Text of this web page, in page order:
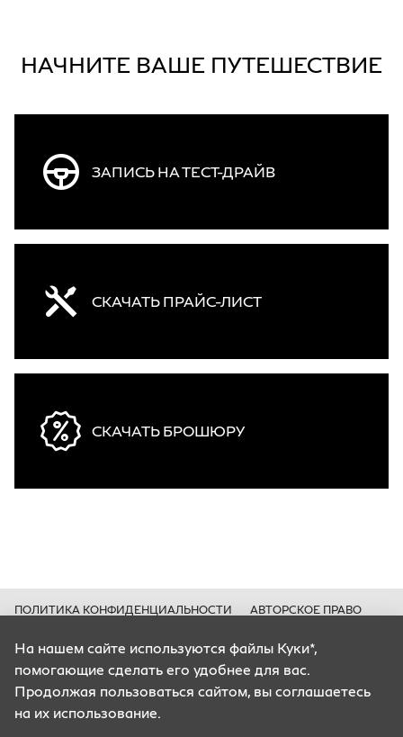
НАЧНИТЕ ВАШЕ ПУТЕШЕСТВИЕ
ЗАПИСЬ НА ТЕСТ-ДРАЙВ
СКАЧАТЬ ПРАЙС-ЛИСТ
СКАЧАТЬ БРОШЮРУ
ПОЛИТИКА КОНФИДЕНЦИАЛЬНОСТИ
АВТОРСКОЕ ПРАВО
Цены носят информационный характер и ни при каких условиях не
являются публичной офертой, определяемой положениями Статьи 435
ГК РФ.
Все содержащиеся на Сайте сведения носят исключительно
информационный характер и не является исчерпывающими.
На нашем сайте используются файлы Куки*,
помогающие сделать его удобнее для вас.
Продолжая пользоваться сайтом, вы соглашаетесь
на их использование.